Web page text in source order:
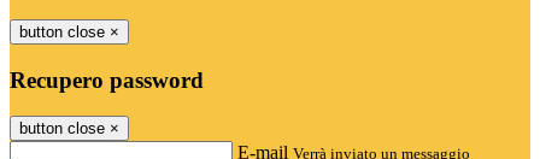
button close ×
Recupero password
button close ×
E-mail Verrà inviato un messaggio